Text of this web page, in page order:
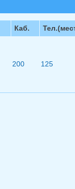
Каб.
200 125